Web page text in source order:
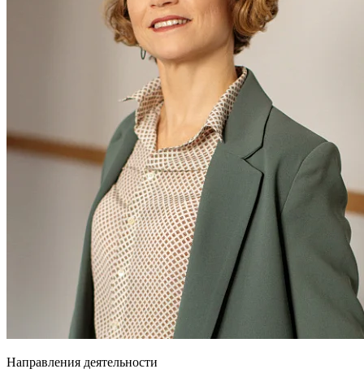
Направления деятельности